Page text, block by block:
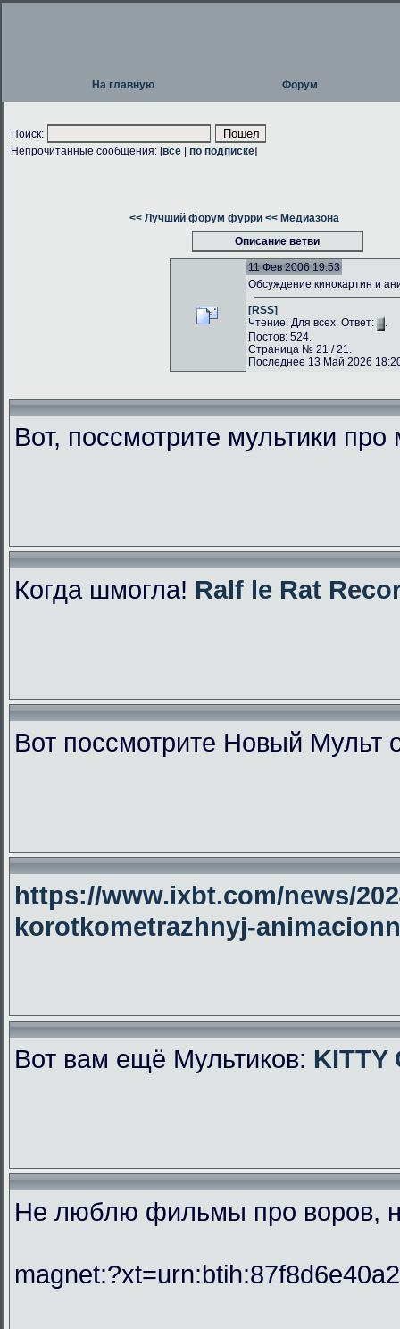
На главную Форум
Поиск:
Непрочитанные сообщения: [все по подписке]
<< Лучший форум фурри << Медиазона
Описание ветви
11 Фев 2006 19:53
Обсуждение кинокартин и
[RSS]
Чтение: Для всех. Ответ:
.
Постов: 524.
Страница № 21 / 21.
Последнее 13 Май 2026
Вот, поссмотрите мультики
Когда шмогла! Ralf le Rat
Вот поссмотрите Новый Мульт
https://www.ixbt.com/news/
korotkometrazhnyj-
Вот вам ещё Мультиков: KITTY
Не люблю фильмы про воров,